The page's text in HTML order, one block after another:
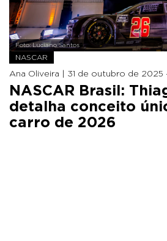
Foto: Luciano Santos
NASCAR
Ana Oliveira | 31 de outubro de 2025 -
NASCAR Brasil:
detalha conceito
carro de 2026